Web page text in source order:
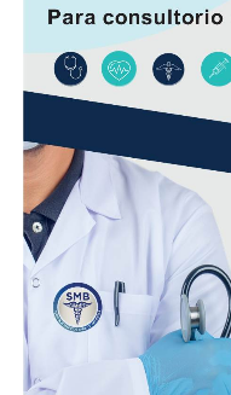
En ese sentido,
del huevo antes de
producto nacional, al
frescura y calidad,
miles de familias
Finalmente, destacó
operan ocho
granjas avícolas, las
fuente de empleo y
comunidades rurales de